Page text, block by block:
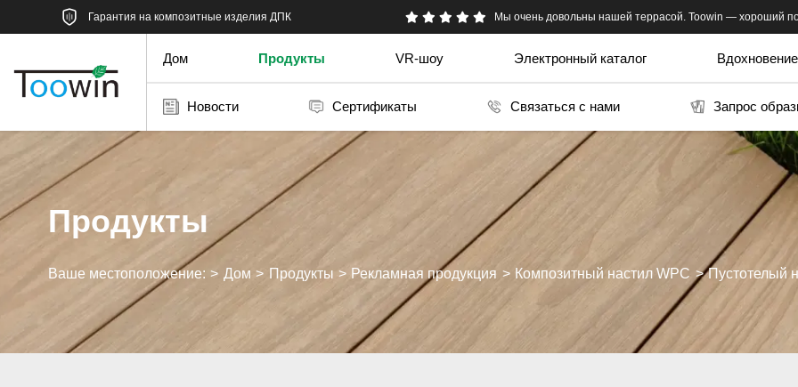
Гарантия на композитные изделия ДПК Toowin мне порекомендовал мой поставщик в Китае. очень
Мы очень довольны нашей террасой. Toowin — хороший
Дом Продукты VR-шоу Электронный каталог Вдохновение
Новости Сертификаты Связаться с нами Запрос
Продукты
Ваше местоположение: Дом Продукты Рекламная продукция Композитный настил WPC Пустотелый